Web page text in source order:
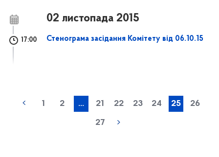
02 листопада 2015
17:00 Стенограма засідання Комітету від 06.10.15
1 2 ... 21 22 23 24 25 26
27